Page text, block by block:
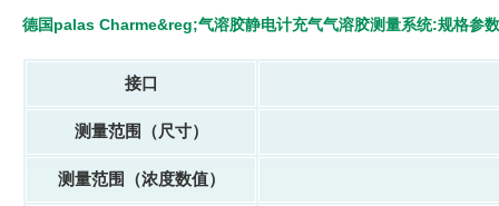
德国palas Charme&reg;气溶胶静电计充气气溶胶测量系统:规格参数
接口
测量范围（尺寸）
测量范围（浓度数值）